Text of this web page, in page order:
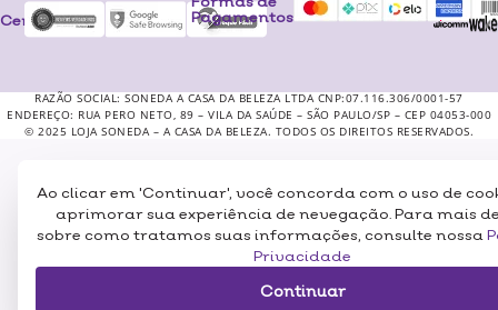
Ao clicar em 'Continuar', você concorda com o uso de
aprimorar sua experiência de nevegação. Para mais
sobre como tratamos suas informações, consulte nossa
Privacidade
Continuar
Certificados
Pagamentos
RAZÃO SOCIAL: SONEDA A CASA DA BELEZA LTDA CNP:07.116.306/0001-57
ENDEREÇO: RUA PERO NETO, 89 – VILA DA SAÚDE – SÃO PAULO/SP – CEP 04053-000
© 2025 LOJA SONEDA – A CASA DA BELEZA. TODOS OS DIREITOS RESERVADOS.